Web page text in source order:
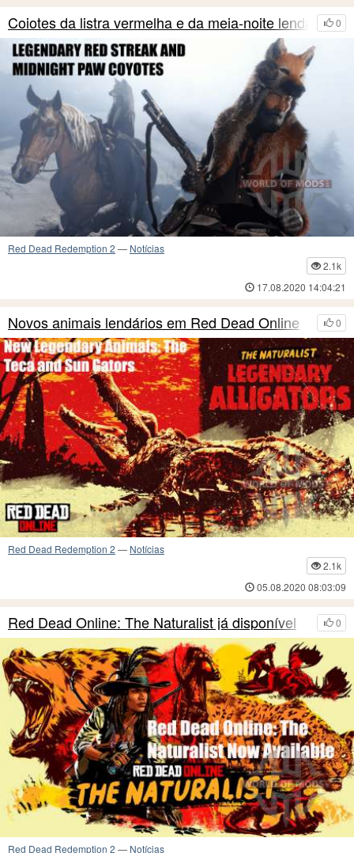
0
Coiotes da listra vermelha e da meia-noite lendá
Red Dead Redemption 2 — Notícias
2.1k
17.08.2020 14:04:21
0
Novos animais lendários em Red Dead Online
Red Dead Redemption 2 — Notícias
2.1k
05.08.2020 08:03:09
0
Red Dead Online: The Naturalist já disponível
Red Dead Redemption 2 — Notícias